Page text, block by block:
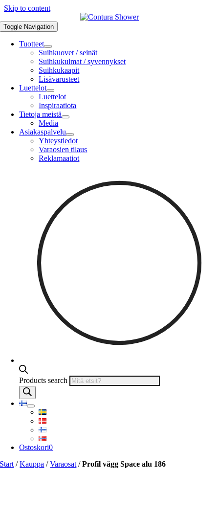
Skip to content
Toggle Navigation
Tuotteet
Suihkuovet / seinät
Suihkukulmat / syvennykset
Suihkukaapit
Lisävarusteet
Luettelot
Luettelot
Inspiraatiota
Tietoja meistä
Media
Asiakaspalvelu
Yhteystiedot
Varaosien tilaus
Reklamaatiot
Products search
Ostoskori0
Start /Kauppa /Varaosat /Profil vägg Space alu 186